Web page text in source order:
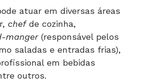
atuar em diversas áreas
chefde cozinha,
manger(responsável pelos
saladas e entradas frias),
em bebidas
outros.